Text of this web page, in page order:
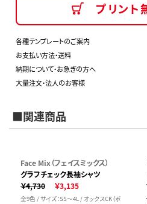
プリント
各種テンプレートのご案内
お支払い方法・送料
納期について・お急ぎの方へ
大量注文・法人のお客様
■関連商品
Face Mix（フェイスミックス）
グラフチェック長袖シャツ
￥4,730
￥3,135
全9色 / サイズ：SS～4L / オックスCK（ポ